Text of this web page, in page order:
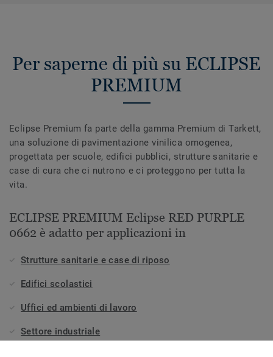
Per saperne di più su ECLIPSE
PREMIUM
Eclipse Premium fa parte della gamma Premium di Tarkett,
una soluzione di pavimentazione vinilica omogenea,
progettata per scuole, edifici pubblici, strutture sanitarie e
case di cura che ci nutrono e ci proteggono per tutta la
vita.
ECLIPSE PREMIUM Eclipse RED PURPLE
0662 è adatto per applicazioni in
Strutture sanitarie e case di riposo
Edifici scolastici
Uffici ed ambienti di lavoro
Settore industriale